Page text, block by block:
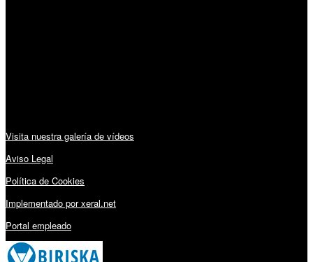
Visita nuestra galería de vídeos
Aviso Legal
Política de Cookies
Implementado por xeral.net
Portal empleado